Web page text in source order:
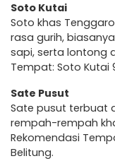
Soto Kutai
Soto khas
rasa gurih,
sapi, serta lontong
Tempat: Soto Kutai
Sate Pusut
Sate pusut terbuat
rempah-rempah
Rekomendasi
Belitung.